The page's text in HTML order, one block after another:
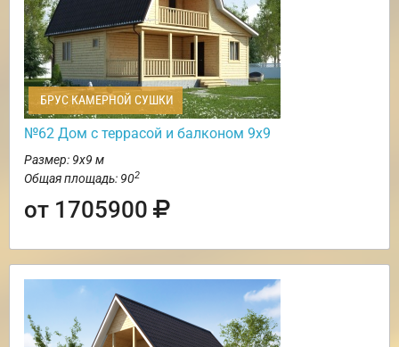
БРУС КАМЕРНОЙ СУШКИ
№62 Дом c террасой и балконом 9х9
Размер: 9х9 м
Общая площадь: 902
от 1705900